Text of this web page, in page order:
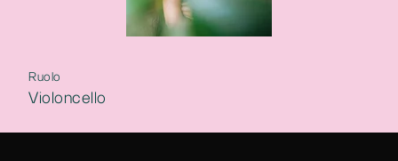
Ruolo
Violoncello